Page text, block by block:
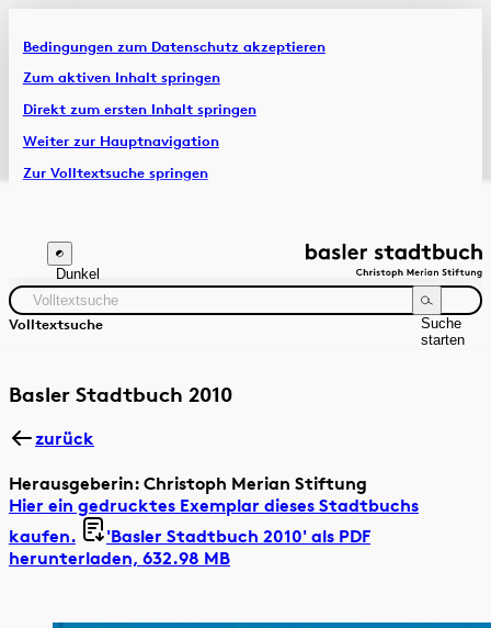
Bedingungen zum Datenschutz akzeptieren
Zum aktiven Inhalt springen
Direkt zum ersten Inhalt springen
Weiter zur Hauptnavigation
Zur Volltextsuche springen
Artikel & Dossiers
Chronik
Dunkel
Volltextsuche
Suche
starten
Zeitraum Autor:in
Basler Stadtbuch 2010
zurück
Herausgeberin: Christoph Merian Stiftung
Hier ein gedrucktes Exemplar dieses Stadtbuchs
kaufen.
'Basler Stadtbuch 2010' als PDF
herunterladen, 632.98 MB